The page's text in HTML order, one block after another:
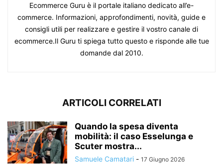
Ecommerce Guru è il portale italiano dedicato all’e-
commerce. Informazioni, approfondimenti, novità, guide e
consigli utili per realizzare e gestire il vostro canale di
ecommerce.Il Guru ti spiega tutto questo e risponde alle tue
domande dal 2010.
ARTICOLI CORRELATI
Quando la spesa diventa
mobilità: il caso Esselunga e
Scuter mostra...
Samuele Camatari - 17 Giugno 2026